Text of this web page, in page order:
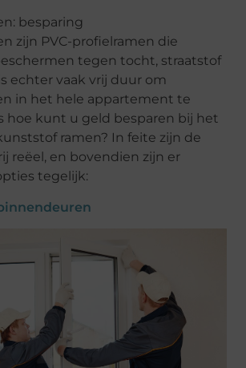
besparing
zijn PVC-profielramen die
tegen tocht, straatstof
echter vaak vrij duur om
in het hele appartement te
hoe kunt u geld besparen bij het
ramen? In feite zijn de
reëel, en bovendien zijn er
tegelijk: